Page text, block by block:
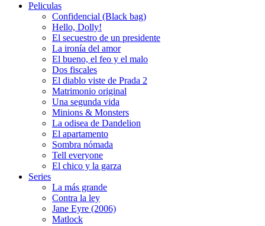
Peliculas
Confidencial (Black bag)
Hello, Dolly!
El secuestro de un presidente
La ironía del amor
El bueno, el feo y el malo
Dos fiscales
El diablo viste de Prada 2
Matrimonio original
Una segunda vida
Minions & Monsters
La odisea de Dandelion
El apartamento
Sombra nómada
Tell everyone
El chico y la garza
Series
La más grande
Contra la ley
Jane Eyre (2006)
Matlock